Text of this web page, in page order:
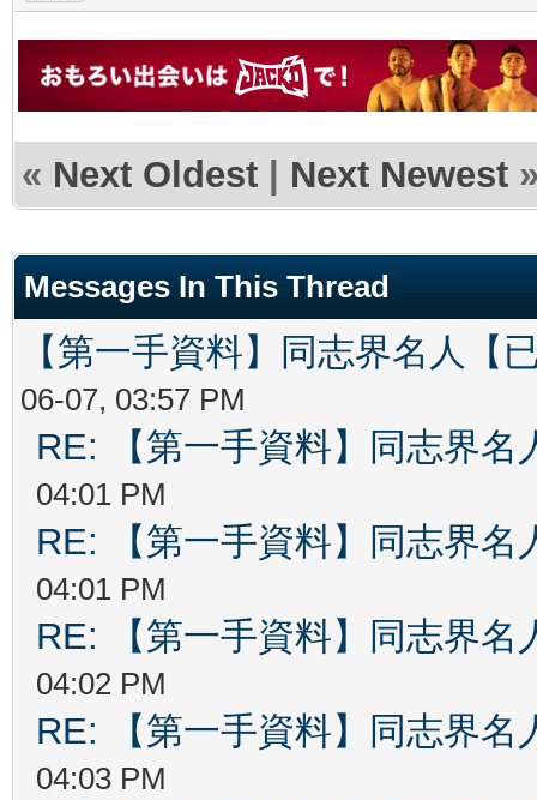
« Next Oldest | Next Newest
Messages In This Thread
【第一手資料】同志界名人【
06-07, 03:57 PM
RE: 【第一手資料】同志界名
04:01 PM
RE: 【第一手資料】同志界名
04:01 PM
RE: 【第一手資料】同志界名
04:02 PM
RE: 【第一手資料】同志界名
04:03 PM